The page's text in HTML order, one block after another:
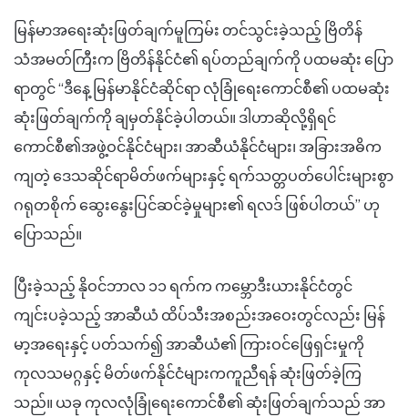
မြန်မာအရေးဆုံးဖြတ်ချက်မူကြမ်း တင်သွင်းခဲ့သည့် ဗြိတိန်
သံအမတ်ကြီးက ဗြိတိန်နိုင်ငံ၏ ရပ်တည်ချက်ကို ပထမဆုံး ပြော
ရာတွင် “ဒီနေ့ မြန်မာနိုင်ငံဆိုင်ရာ လုံခြုံရေးကောင်စီ၏ ပထမဆုံး
ဆုံးဖြတ်ချက်ကို ချမှတ်နိုင်ခဲ့ပါတယ်။ ဒါဟာဆိုလို့ရှိရင်
ကောင်စီ၏အဖွဲ့ဝင်နိုင်ငံများ၊ အာဆီယံနိုင်ငံများ၊ အခြားအဓိက
ကျတဲ့ ဒေသဆိုင်ရာမိတ်ဖက်များနှင့် ရက်သတ္တပတ်ပေါင်းများစွာ
ဂရုတစိုက် ဆွေးနွေးပြင်ဆင်ခဲ့မှုများ၏ ရလဒ် ဖြစ်ပါတယ်” ဟု
ပြောသည်။
ပြီးခဲ့သည့် နိုဝင်ဘာလ ၁၁ ရက်က ကမ္ဘောဒီးယားနိုင်ငံတွင်
ကျင်းပခဲ့သည့် အာဆီယံ ထိပ်သီးအစည်းအဝေးတွင်လည်း မြန်
မာ့အရေးနှင့် ပတ်သက်၍ အာဆီယံ၏ ကြားဝင်ဖြေရှင်းမှုကို
ကုလသမဂ္ဂနှင့် မိတ်ဖက်နိုင်ငံများကကူညီရန် ဆုံးဖြတ်ခဲ့ကြ
သည်။ ယခု ကုလလုံခြုံရေးကောင်စီ၏ ဆုံးဖြတ်ချက်သည် အာ